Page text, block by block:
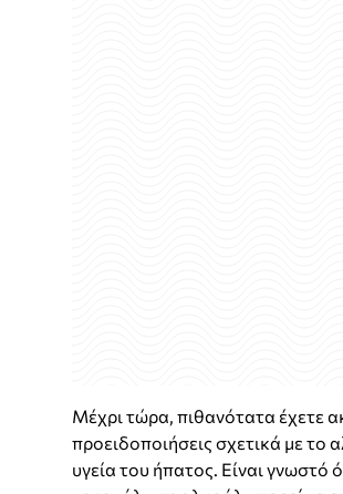
Μέχρι τώρα, πιθανότατα έχετε
προειδοποιήσεις σχετικά με το
υγεία του ήπατος. Είναι γνωστό